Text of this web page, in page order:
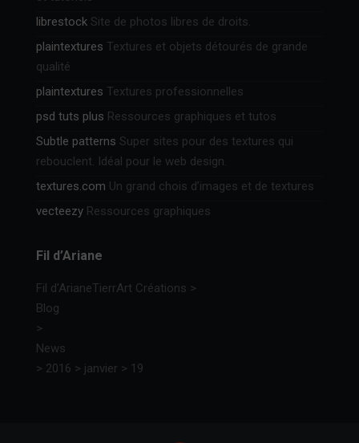
librestock Site de photos libres de droits.
plaintextures Textures et objets détourés de grande
qualité
plaintextures Textures professionnelles
psd tuts plus Ressources graphiques et tutos
Subtle patterns Super sites pour des textures qui
rebouclent. Idéal pour le web design.
textures.com Un grand chois d’images et de textures
vecteezy Ressources graphiques
Fil d’Ariane
Fil d'ArianeTierrArt Créations >
Blog
>
News
> 2016 > janvier > 19